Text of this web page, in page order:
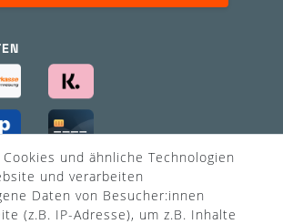
und ähnliche Technologien
und verarbeiten
Daten von Besucher:innen
(z.B. IP-Adresse), um z.B. Inhalte